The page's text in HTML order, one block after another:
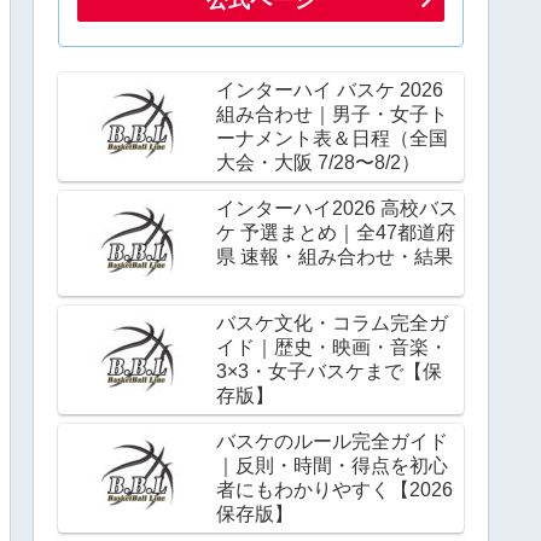
インターハイ バスケ 2026
組み合わせ｜男子・女子ト
ーナメント表＆日程（全国
大会・大阪 7/28〜8/2）
インターハイ2026 高校バス
ケ 予選まとめ｜全47都道府
県 速報・組み合わせ・結果
バスケ文化・コラム完全ガ
イド｜歴史・映画・音楽・
3×3・女子バスケまで【保
存版】
バスケのルール完全ガイド
｜反則・時間・得点を初心
者にもわかりやすく【2026
保存版】